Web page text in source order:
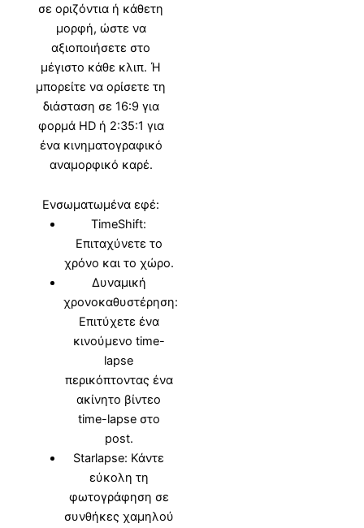
σε οριζόντια ή κάθετη
μορφή, ώστε να
αξιοποιήσετε στο
μέγιστο κάθε κλιπ. Ή
μπορείτε να ορίσετε τη
διάσταση σε 16:9 για
φορμά HD ή 2:35:1 για
ένα κινηματογραφικό
αναμορφικό καρέ.
Ενσωματωμένα εφέ:
TimeShift:
Επιταχύνετε το
χρόνο και το χώρο.
Δυναμική
χρονοκαθυστέρηση:
Επιτύχετε ένα
κινούμενο time-
lapse
περικόπτοντας ένα
ακίνητο βίντεο
time-lapse στο
post.
Starlapse: Κάντε
εύκολη τη
φωτογράφηση σε
συνθήκες χαμηλού